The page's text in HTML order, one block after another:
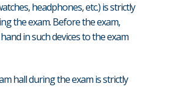
headphones, etc.) is strictly
the exam. Before the exam,
in such devices to the exam
hall during the exam is strictly